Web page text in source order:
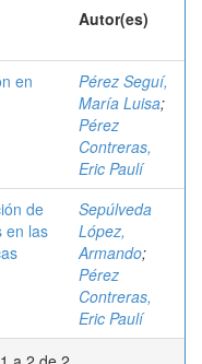
Autor(es)
en
Pérez Seguí,
María Luisa;
Pérez
Contreras,
Eric Paulí
de
en las
Sepúlveda
López,
Armando;
Pérez
Contreras,
Eric Paulí